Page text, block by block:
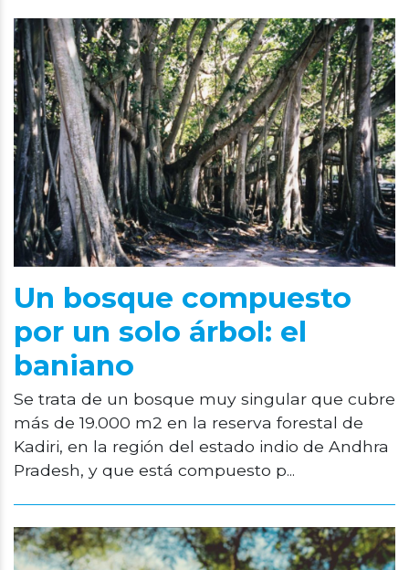
Un bosque compuesto
por un solo árbol: el
baniano
Se trata de un bosque muy singular que cubre
más de 19.000 m2 en la reserva forestal de
Kadiri, en la región del estado indio de Andhra
Pradesh, y que está compuesto p...